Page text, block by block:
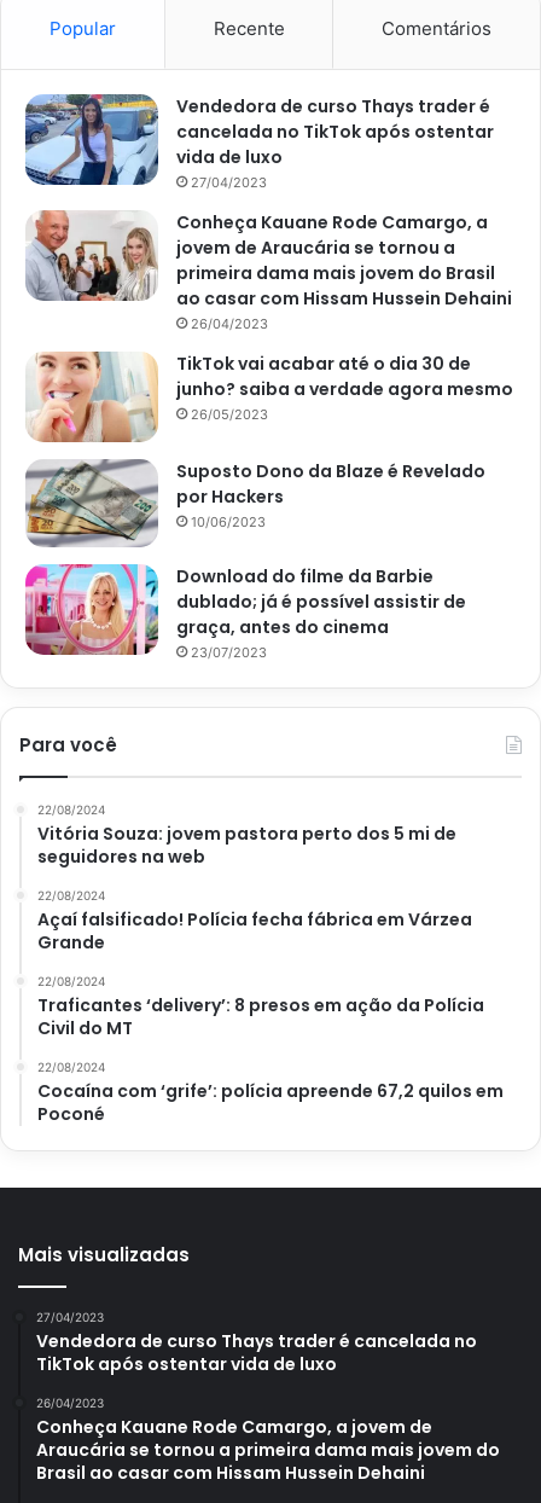
Popular Recente Comentários
Vendedora de curso Thays trader é
cancelada no TikTok após ostentar
vida de luxo
27/04/2023
Conheça Kauane Rode Camargo, a
jovem de Araucária se tornou a
primeira dama mais jovem do Brasil
ao casar com Hissam Hussein Dehaini
26/04/2023
TikTok vai acabar até o dia 30 de
junho? saiba a verdade agora mesmo
26/05/2023
Suposto Dono da Blaze é Revelado
por Hackers
10/06/2023
Download do filme da Barbie
dublado; já é possível assistir de
graça, antes do cinema
23/07/2023
Para você
22/08/2024
Vitória Souza: jovem pastora perto dos 5 mi de
seguidores na web
22/08/2024
Açaí falsificado! Polícia fecha fábrica em Várzea
Grande
22/08/2024
Traficantes ‘delivery’: 8 presos em ação da Polícia
Civil do MT
22/08/2024
Cocaína com ‘grife’: polícia apreende 67,2 quilos em
Poconé
Mais visualizadas
27/04/2023
Vendedora de curso Thays trader é cancelada no
TikTok após ostentar vida de luxo
26/04/2023
Conheça Kauane Rode Camargo, a jovem de
Araucária se tornou a primeira dama mais jovem do
Brasil ao casar com Hissam Hussein Dehaini